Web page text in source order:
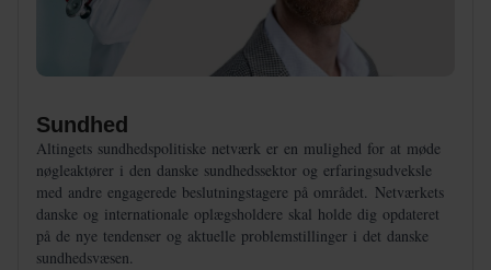
Sundhed
Altingets sundhedspolitiske netværk er en mulighed for at møde
nøgleaktører i den danske sundhedssektor og erfaringsudveksle
med andre engagerede beslutningstagere på området. Netværkets
danske og internationale oplægsholdere skal holde dig opdateret
på de nye tendenser og aktuelle problemstillinger i det danske
sundhedsvæsen.